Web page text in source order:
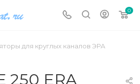
0
для круглых каналов ЭРА
250 ERA